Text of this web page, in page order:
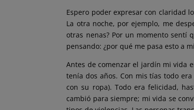
Espero poder expresar con claridad
La otra noche, por ejemplo, me
otras nenas? Por un momento sentí
pensando: ¿por qué me pasa esto a
Antes de comenzar el jardín mi vida
tenía dos años. Con mis tías todo
con su ropa). Todo era felicidad,
cambió para siempre; mi vida se